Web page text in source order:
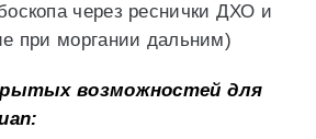
через реснички ДХО и
при моргании дальним)
возможностей для